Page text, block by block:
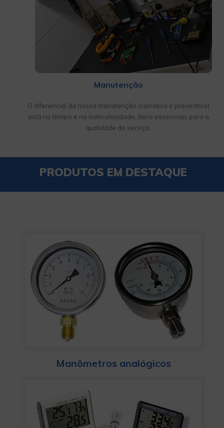
Manutenção
O diferencial da nossa manutenção (corretiva e preventiva)
está no tempo e na meticulosidade, itens essenciais para a
qualidade do serviço.
PRODUTOS EM DESTAQUE
Manômetros analógicos